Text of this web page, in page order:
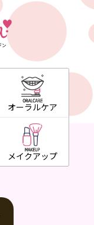
オーラルケア
メイクアップ